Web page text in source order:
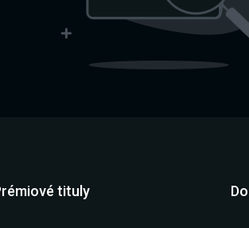
tituly